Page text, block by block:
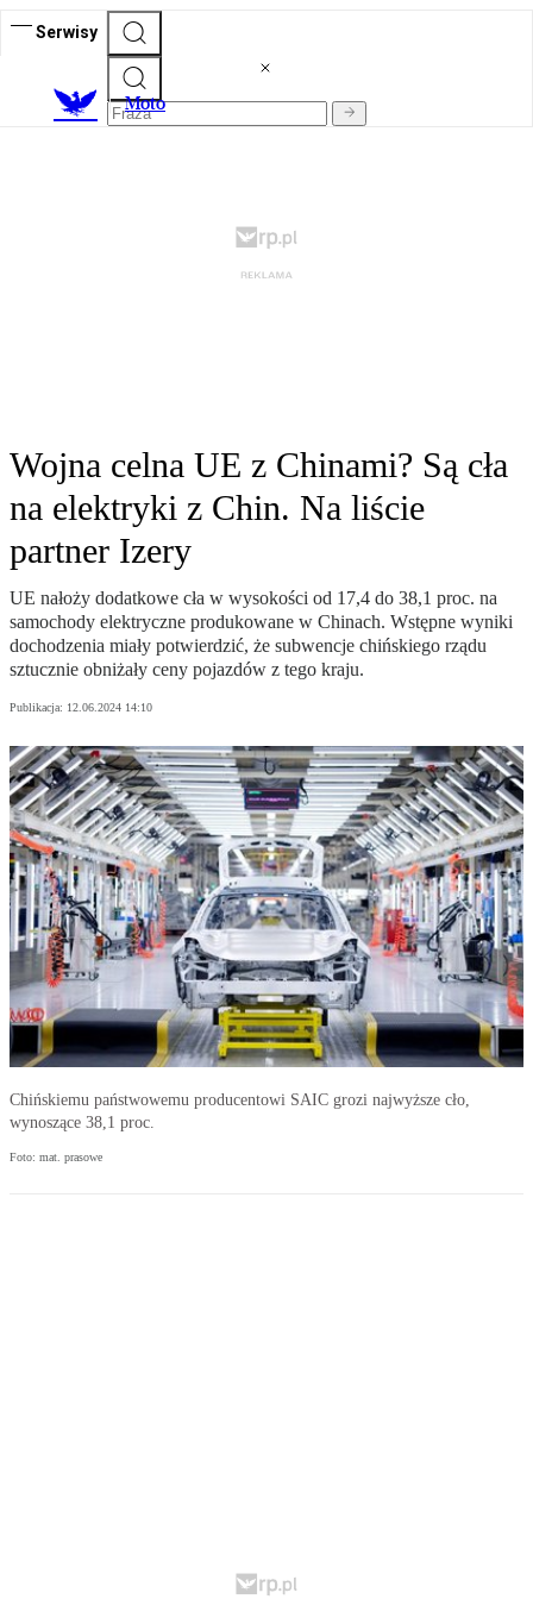
Serwisy
Moto
Wojna celna UE z Chinami? Są cła
na elektryki z Chin. Na liście
partner Izery
UE nałoży dodatkowe cła w wysokości od 17,4 do 38,1 proc. na
samochody elektryczne produkowane w Chinach. Wstępne wyniki
dochodzenia miały potwierdzić, że subwencje chińskiego rządu
sztucznie obniżały ceny pojazdów z tego kraju.
Publikacja: 12.06.2024 14:10
Chińskiemu państwowemu producentowi SAIC grozi najwyższe cło,
wynoszące 38,1 proc.
Foto: mat. prasowe